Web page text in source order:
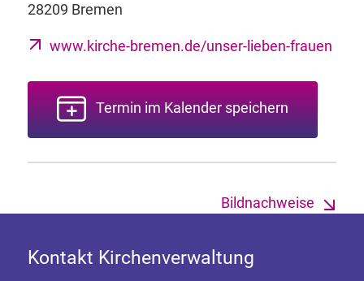
28209 Bremen
www.kirche-bremen.de/unser-lieben-frauen
Termin im Kalender speichern
Bildnachweise
Kontakt Kirchenverwaltung